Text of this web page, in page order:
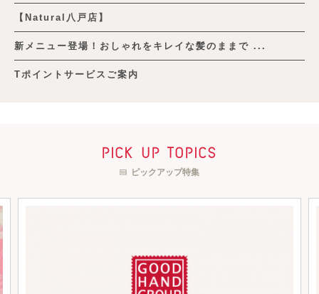
【Natural八戸店】
新メニュー登場！おしゃれをキレイな髪のままで ...
Tポイントサービスご案内
pick up topics
ピックアップ特集